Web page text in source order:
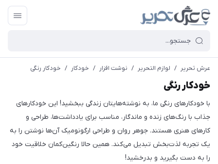
عرش تحریر / لوازم التحریر / نوشت افزار / خودکار / خودکار رنگی
خودکار رنگی
با خودکارهای رنگی ما، به نوشته‌هایتان زندگی ببخشید! این خودکارهای
جذاب با رنگ‌های زنده و ماندگار، مناسب برای یادداشت‌ها، طراحی و
کارهای هنری هستند. جوهر روان و طراحی ارگونومیک آن‌ها نوشتن را به
یک تجربه لذت‌بخش تبدیل می‌کند. همین حالا رنگین‌کمان خلاقیت خود
را به دست بگیرید و بدرخشید!